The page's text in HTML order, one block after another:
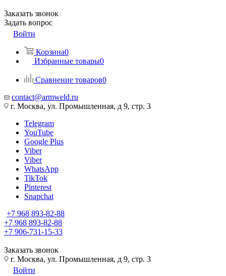
Заказать звонок
Задать вопрос
Войти
Корзина0
Избранные товары0
Сравнение товаров0
contact@armweld.ru
г. Москва, ул. Промышленная, д 9, стр. 3
Telegram
YouTube
Google Plus
Viber
Viber
WhatsApp
TikTok
Pinterest
Snapchat
+7 968 893-82-88
+7 968 893-82-88
+7 906-731-15-33
Заказать звонок
г. Москва, ул. Промышленная, д 9, стр. 3
Войти